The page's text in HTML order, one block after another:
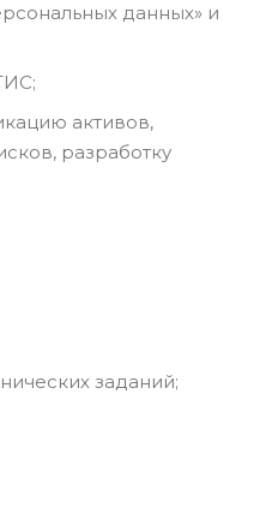
данных» и
активов,
разработку
заданий;